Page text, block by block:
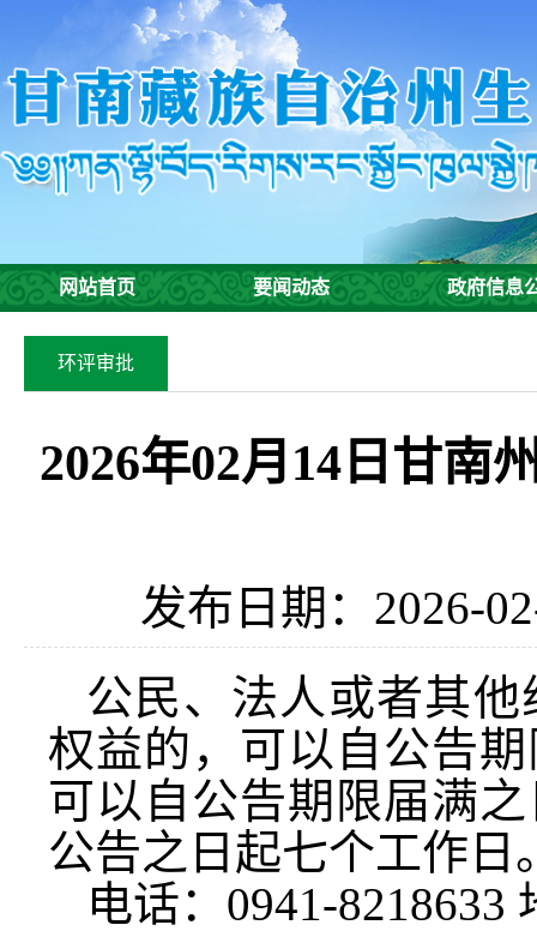
网站首页 要闻动态 政府信息
环评审批
2026年02月14日甘南
发布日期：2026-
公民、法人或者其
权益的，可以自公告
可以自公告期限届满
公告之日起七个工作日
电话：0941-